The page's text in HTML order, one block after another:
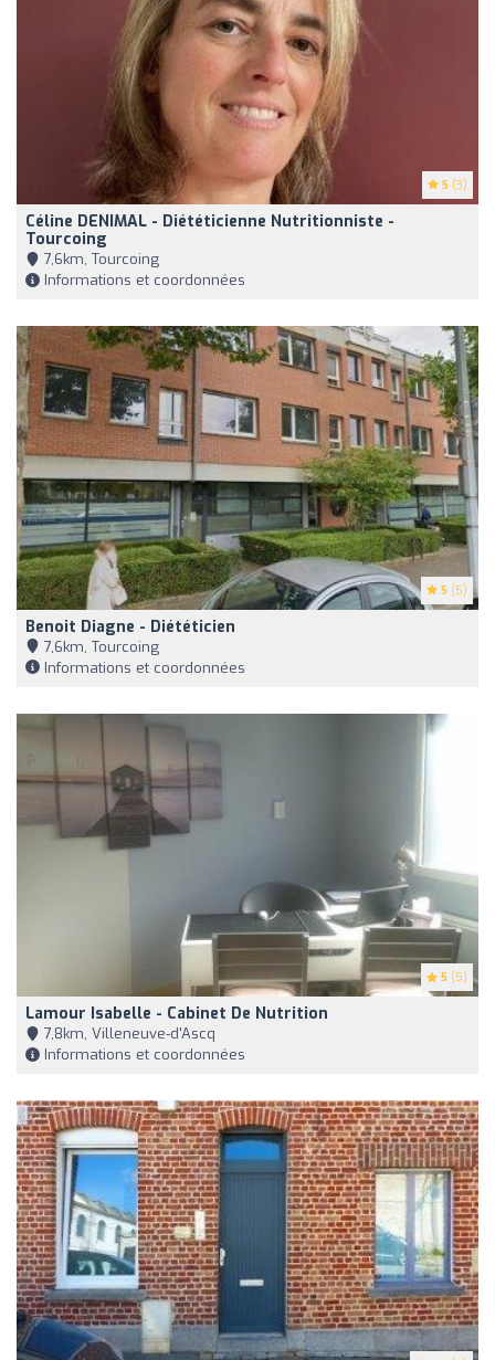
5 (3)
Céline DENIMAL - Diététicienne Nutritionniste -
Tourcoing
7,6km, Tourcoing
Informations et coordonnées
5 (5)
Benoit Diagne - Diététicien
7,6km, Tourcoing
Informations et coordonnées
5 (5)
Lamour Isabelle - Cabinet De Nutrition
7,8km, Villeneuve-d'Ascq
Informations et coordonnées